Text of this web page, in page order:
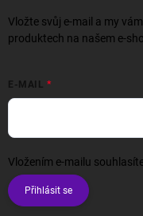
Vložte svůj e-mail a my
produktech na našem e-
E-MAIL
Vložením e-mailu
Přihlásit se